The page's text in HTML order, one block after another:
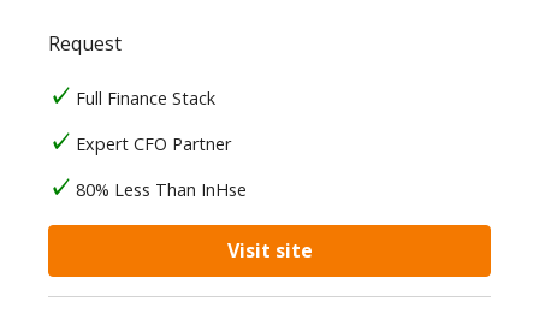
Request
Full Finance Stack
Expert CFO Partner
80% Less Than InHse
Visit site